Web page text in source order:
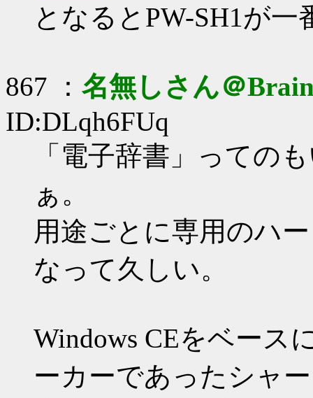
となるとPW-SH1が一
867 ： 名無しさん＠
ID:DLqh6FUq
「電子辞書」っての
ぁ。
用途ごとに専用のハ
なって久しい。
Windows CEをベース
ーカーであったシャ